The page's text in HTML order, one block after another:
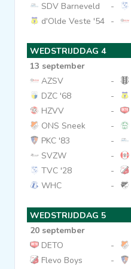
SDV Barneveld
-
d'Olde Veste '54 -
WEDSTRIJDDAG 4
13 september
AZSV
-
DZC '68
-
HZVV
-
ONS Sneek
-
PKC '83
-
SVZW
-
TVC '28
-
WHC
-
WEDSTRIJDDAG 5
20 september
DETO
-
Flevo Boys
-